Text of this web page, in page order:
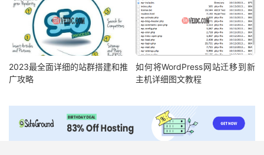
2023最全面详细的站群搭建和推
广攻略
如何将WordPress网站迁移到新
主机详细图文教程